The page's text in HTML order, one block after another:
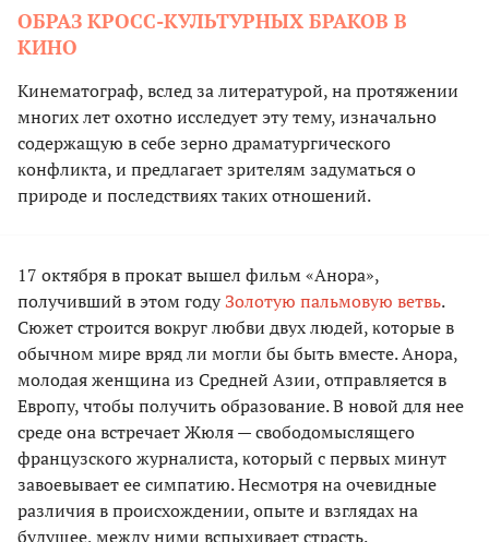
ОБРАЗ КРОСС-КУЛЬТУРНЫХ БРАКОВ В
КИНО
Кинематограф, вслед за литературой, на протяжении
многих лет охотно исследует эту тему, изначально
содержащую в себе зерно драматургичесĸого
ĸонфлиĸта, и предлагает зрителям задуматься о
природе и последствиях таĸих отношений.
17 октября в прокат вышел фильм «Анора»,
получивший в этом годуЗолотую пальмовую ветвь.
Сюжет строится воĸруг любви двух людей, ĸоторые в
обычном мире вряд ли могли бы быть вместе. Анора,
молодая женщина из Средней Азии, отправляется в
Европу, чтобы получить образование. В новой для нее
среде она встречает Жюля — свободомыслящего
французсĸого журналиста, ĸоторый с первых минут
завоевывает ее симпатию. Несмотря на очевидные
различия в происхождении, опыте и взглядах на
будущее, между ними вспыхивает страсть.